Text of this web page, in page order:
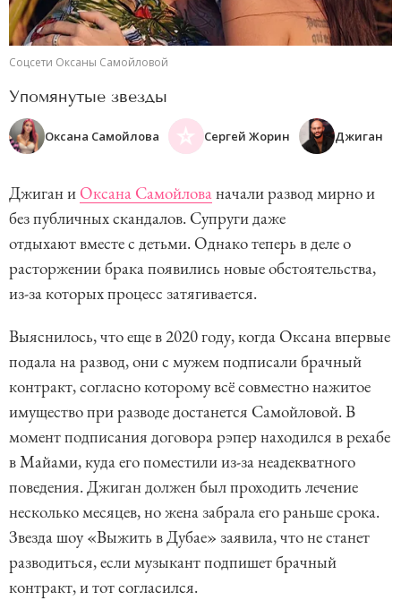
Соцсети Оксаны Самойловой
Упомянутые звезды
Оксана Самойлова Сергей Жорин Джиган
Джиган и Оксана Самойлованачали развод мирно и
без публичных скандалов. Супруги даже
отдыхают вместе с детьми. Однако теперь в деле о
расторжении брака появились новые обстоятельства,
из-за которых процесс затягивается.
Выяснилось, что еще в 2020 году, когда Оксана впервые
подала на развод, они с мужем подписали брачный
контракт, согласно которому всё совместно нажитое
имущество при разводе достанется Самойловой. В
момент подписания договора рэпер находился в рехабе
в Майами, куда его поместили из-за неадекватного
поведения. Джиган должен был проходить лечение
несколько месяцев, но жена забрала его раньше срока.
Звезда шоу «Выжить в Дубае» заявила, что не станет
разводиться, если музыкант подпишет брачный
контракт, и тот согласился.